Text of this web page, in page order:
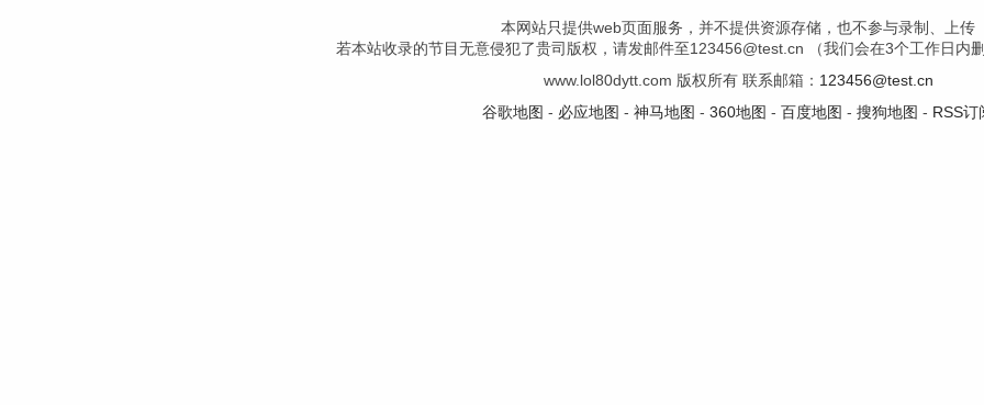
本网站只提供web页面服务，并不提供资源存储，也不参与录制、上传
若本站收录的节目无意侵犯了贵司版权，请发邮件至123456@test.cn （我们会在3个工作日内
www.lol80dytt.com 版权所有 联系邮箱： 123456@test.cn
谷歌地图 - 必应地图 - 神马地图 - 360地图 - 百度地图 - 搜狗地图 - RSS订